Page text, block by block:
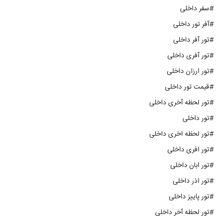
#سفر داخلی
#آفر تور داخلی
#تور آفر داخلی
#تور آفری داخلی
#تور ارزان داخلی
#قیمت تور داخلی
#تور لحظه آخری داخلی
#تور داخلی
#تور لحظه اخری داخلی
#تور افری داخلی
#تور ابان داخلی
#تور اذر داخلی
#تور پاییز داخلی
#تور لحظه آخر داخلی